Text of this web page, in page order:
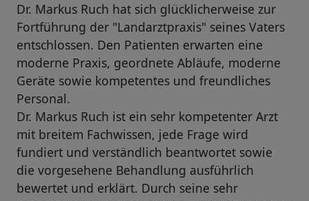
Dr. Markus Ruch hat sich glücklicherweise zur
Fortführung der "Landarztpraxis" seines Vaters
entschlossen. Den Patienten erwarten eine
moderne Praxis, geordnete Abläufe, moderne
Geräte sowie kompetentes und freundliches
Personal.
Dr. Markus Ruch ist ein sehr kompetenter Arzt
mit breitem Fachwissen, jede Frage wird
fundiert und verständlich beantwortet sowie
die vorgesehene Behandlung ausführlich
bewertet und erklärt. Durch seine sehr